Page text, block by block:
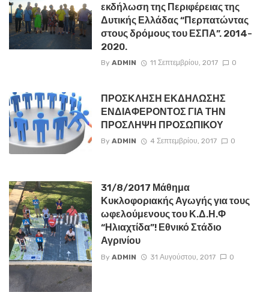
εκδήλωση της Περιφέρειας της
Δυτικής Ελλάδας “Περπατώντας
στους δρόμους του ΕΣΠΑ”. 2014-
2020.
By ADMIN 11 Σεπτεμβρίου, 2017 0
ΠΡΟΣΚΛΗΣΗ ΕΚΔΗΛΩΣΗΣ
ΕΝΔΙΑΦΕΡΟΝΤΟΣ ΓΙΑ ΤΗΝ
ΠΡΟΣΛΗΨΗ ΠΡΟΣΩΠΙΚΟΥ
By ADMIN 4 Σεπτεμβρίου, 2017 0
31/8/2017 Μάθημα
Κυκλοφοριακής Αγωγής για τους
ωφελούμενους του Κ.Δ.Η.Φ
“Ηλιαχτίδα”! Εθνικό Στάδιο
Αγρινίου
By ADMIN 31 Αυγούστου, 2017 0